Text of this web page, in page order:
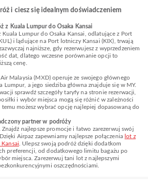
i ciesz się idealnym doświadczeniem
z Kuala Lumpur do Osaka Kansai
Kuala Lumpur do Osaka Kansai, odlatujące z Port
i lądujące na Port lotniczy Kansai (KIX), trwają
najniższe, gdy rezerwujesz z wyprzedzeniem
dat, dlatego wczesne porównanie opcji to
cenę.
Malaysia (MXD) operuje ze swojego głównego
Lumpur, a jego siedziba główna znajduje się w MY.
sprawdź szczegóły taryfy na stronie rezerwacji,
i wybór miejsca mogą się różnić w zależności
możesz wybrać opcję najlepiej dopasowaną do
partner w podróży
najlepsze promocje i łatwo zarezerwuj swój
Airpaz zapewniamy najlepsze połączenia lot z
. Ulepsz swoją podróż dzięki dodatkom
preferencji, od dodatkowego limitu bagażu po
miejsca. Zarezerwuj tani lot z najlepszymi
oszczędnościami.